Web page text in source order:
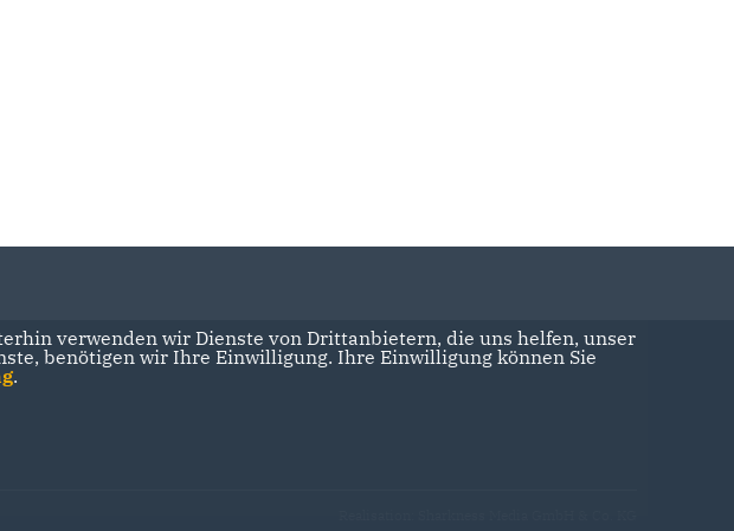
verwenden wir Dienste von Drittanbietern, die uns helfen, unser
benötigen wir Ihre Einwilligung. Ihre Einwilligung können Sie
.